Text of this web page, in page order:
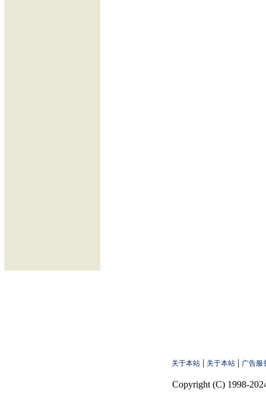
关于本站 | 关于本站 | 广告服
Copyright (C) 1998-